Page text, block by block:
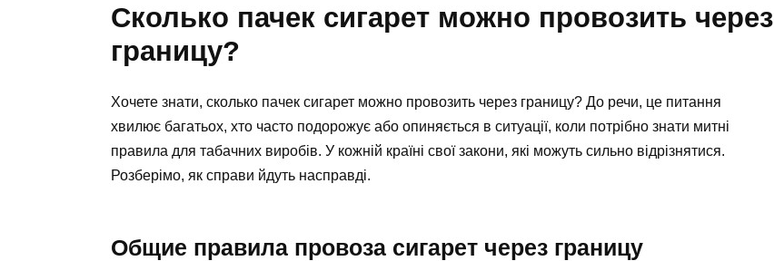
Сколько пачек сигарет можно провозить через
границу?
Хочете знати, сколько пачек сигарет можно провозить через границу? До речи, це питання
хвилює багатьох, хто часто подорожує або опиняється в ситуації, коли потрібно знати митні
правила для табачних виробів. У кожній країні свої закони, які можуть сильно відрізнятися.
Розберімо, як справи йдуть насправді.
Общие правила провоза сигарет через границу